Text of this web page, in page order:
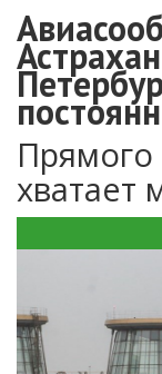
Прямого
хватает